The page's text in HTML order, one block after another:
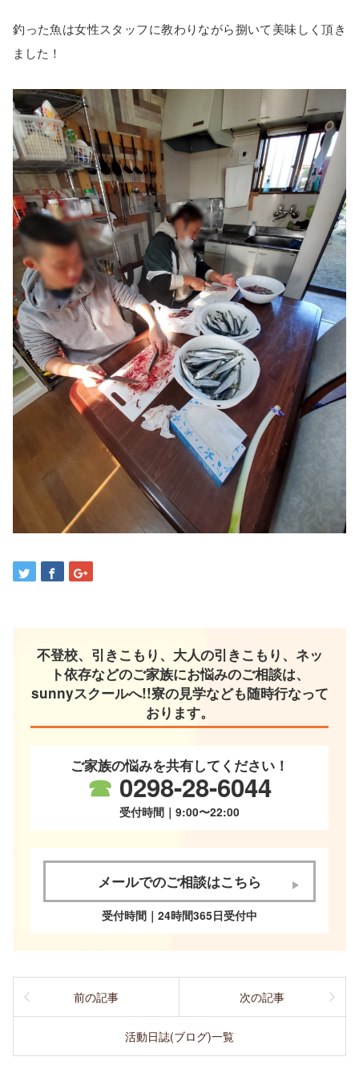
釣った魚は女性スタッフに教わりながら捌いて美味しく頂き
ました！
不登校、引きこもり、大人の引きこもり、ネッ
ト依存などのご家族にお悩みのご相談は、
sunnyスクールへ!!寮の見学なども随時行なって
おります。
ご家族の悩みを共有してください！
☎ 0298-28-6044
受付時間｜9:00〜22:00
メールでのご相談はこちら
受付時間｜24時間365日受付中
前の記事
活動日誌(ブログ)一覧
次の記事